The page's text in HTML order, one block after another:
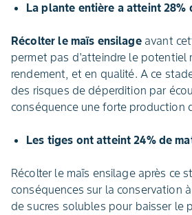
La plante entière a atteint 28%
Récolter le maïs ensilageavant
permet pas d'atteindre le potentiel
rendement, et en qualité. A ce
des risques de déperdition par
conséquence une forte production
Les tiges ont atteint 24% de
Récolter le maïs ensilage après ce
conséquences sur la conservation
de sucres solubles pour baisser le